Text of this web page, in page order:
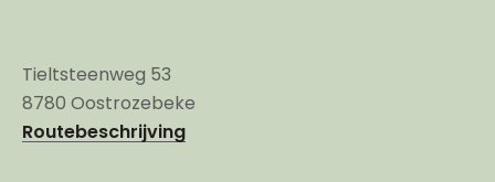
Tieltsteenweg 53
8780 Oostrozebeke
Routebeschrijving